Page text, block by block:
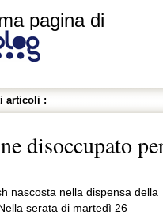
pagina di
articoli :
disoccupato
nascosta nella dispensa della
serata di martedì 26